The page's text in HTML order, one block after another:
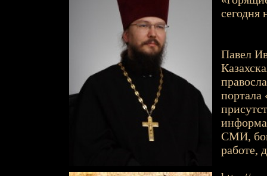
сегодня
Павел
портала
СМИ,
работе,